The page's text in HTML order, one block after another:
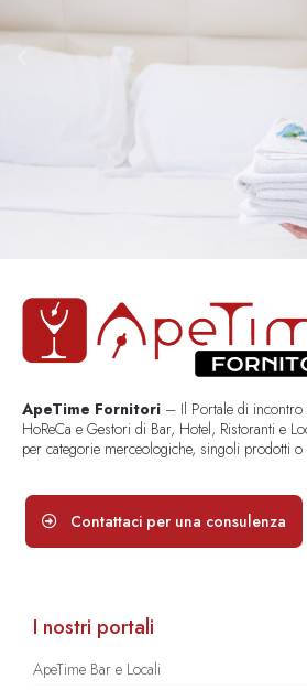
ApeTime Fornitori – Il Portale di
HoReCa e Gestori di Bar, Hotel, Ristoranti e
per categorie merceologiche, singoli prodotti o
Contattaci per una consulenza
I nostri portali
ApeTime Bar e Locali